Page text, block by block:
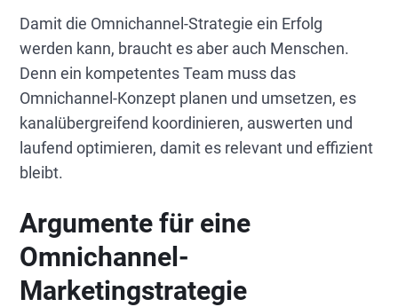
Damit die Omnichannel-Strategie ein Erfolg
werden kann, braucht es aber auch Menschen.
Denn ein kompetentes Team muss das
Omnichannel-Konzept planen und umsetzen, es
kanalübergreifend koordinieren, auswerten und
laufend optimieren, damit es relevant und effizient
bleibt.
Argumente für eine
Omnichannel-
Marketingstrategie